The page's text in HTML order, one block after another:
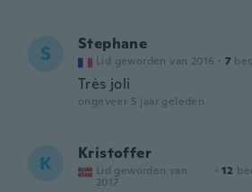
S Stephane
Lid geworden van 2016 · 7
Très joli
ongeveer 5 jaar geleden
K Kristoffer
Lid geworden van
2017
· 12